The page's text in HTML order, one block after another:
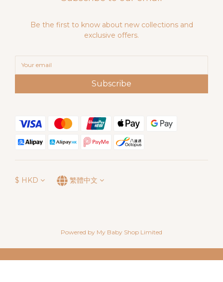
Be the first to know about new collections and
exclusive offers.
Subscribe
$ HKD 繁體中文
Powered by My Baby Shop Limited